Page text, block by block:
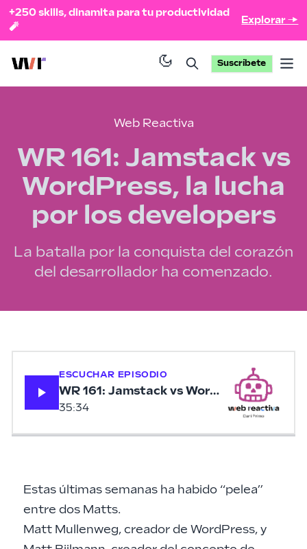
+250 skills, dinamita para tu productividad
🧨
Explorar →
Suscríbete
Web Reactiva
WR 161: Jamstack vs
WordPress, la lucha
por los developers
La batalla por la conquista del corazón
del desarrollador ha comenzado.
ESCUCHAR EPISODIO
WR 161: Jamstack vs WordPress, la
35:34
Estas últimas semanas ha habido “pelea”
entre dos Matts.
Matt Mullenweg, creador de WordPress, y